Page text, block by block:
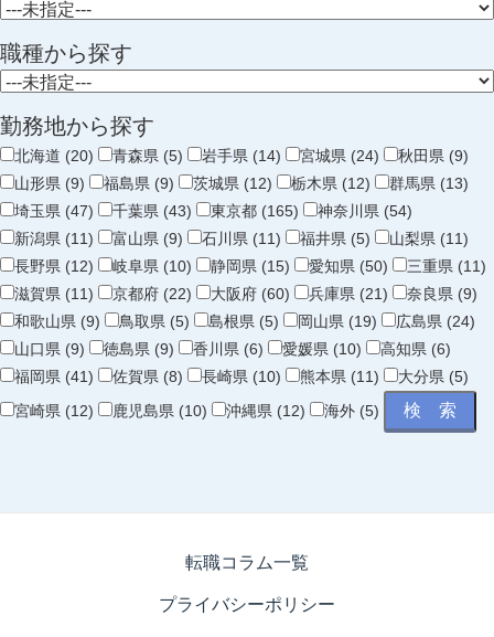
職種から探す
勤務地から探す
北海道 (20) 青森県 (5) 岩手県 (14) 宮城県 (24)
秋田県 (9)
山形県 (9)
福島県 (9) 茨城県 (12) 栃木県 (12)
群馬県 (13)
埼玉県 (47)
千葉県 (43) 東京都 (165)
神奈川県 (54)
新潟県 (11)
富山県 (9) 石川県 (11) 福井県 (5)
山梨県 (11)
長野県 (12)
岐阜県 (10) 静岡県 (15) 愛知県 (50)
三重県 (11)
滋賀県 (11)
京都府 (22) 大阪府 (60) 兵庫県 (21)
奈良県 (9)
和歌山県 (9)
鳥取県 (5) 島根県 (5) 岡山県 (19)
広島県 (24)
山口県 (9)
徳島県 (9) 香川県 (6) 愛媛県 (10)
高知県 (6)
福岡県 (41)
佐賀県 (8) 長崎県 (10) 熊本県 (11)
大分県 (5)
宮崎県 (12)
鹿児島県 (10) 沖縄県 (12) 海外 (5)
転職コラム一覧
プライバシーポリシー